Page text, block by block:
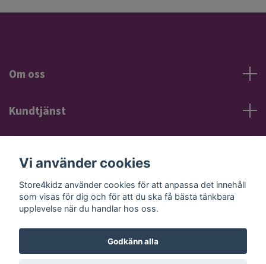
Om oss
Kundtjänst
Sociala medier
Vi använder cookies
Store4kidz använder cookies för att anpassa det innehåll
som visas för dig och för att du ska få bästa tänkbara
upplevelse när du handlar hos oss.
Godkänn alla